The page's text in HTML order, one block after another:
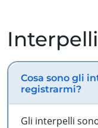
Interpelli
Cosa sono gli
registrarmi?
Gli interpelli